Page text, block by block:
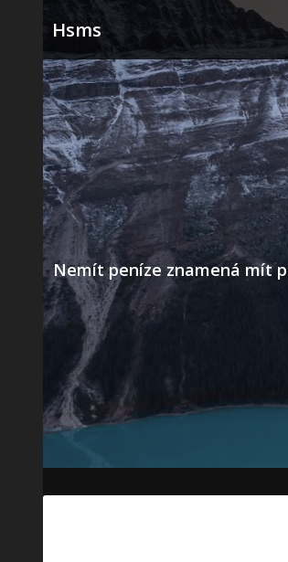
to
content
Hsms
Nemít peníze znamená mít